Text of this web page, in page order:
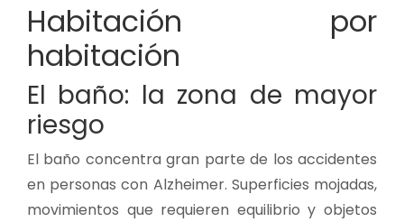
Habitación por
habitación
El baño: la zona de mayor
riesgo
El baño concentra gran parte de los accidentes
en personas con Alzheimer. Superficies mojadas,
movimientos que requieren equilibrio y objetos